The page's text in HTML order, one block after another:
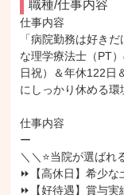
聴覚障害サポート
職種/仕事内容
仕事内容
「病院勤務は好き
な理学療法士（PT
日祝）＆年休122日
にしっかり休める環
仕事内容
ー
＼＼⭐当院が選ばれ
⏩【高休日】希少な
⏩【好待遇】賞与実